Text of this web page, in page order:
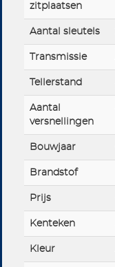
zitplaatsen
Aantal sleutels
Transmissie
Tellerstand
Aantal
versnellingen
Bouwjaar
Brandstof
Prijs
Kenteken
Kleur